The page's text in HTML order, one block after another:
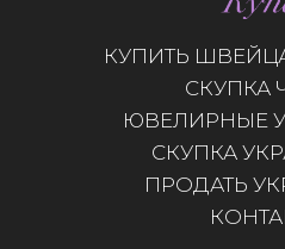
КУПИТЬ
СКУПКА
ЮВЕЛИРНЫЕ
СКУПКА
ПРОДАТЬ